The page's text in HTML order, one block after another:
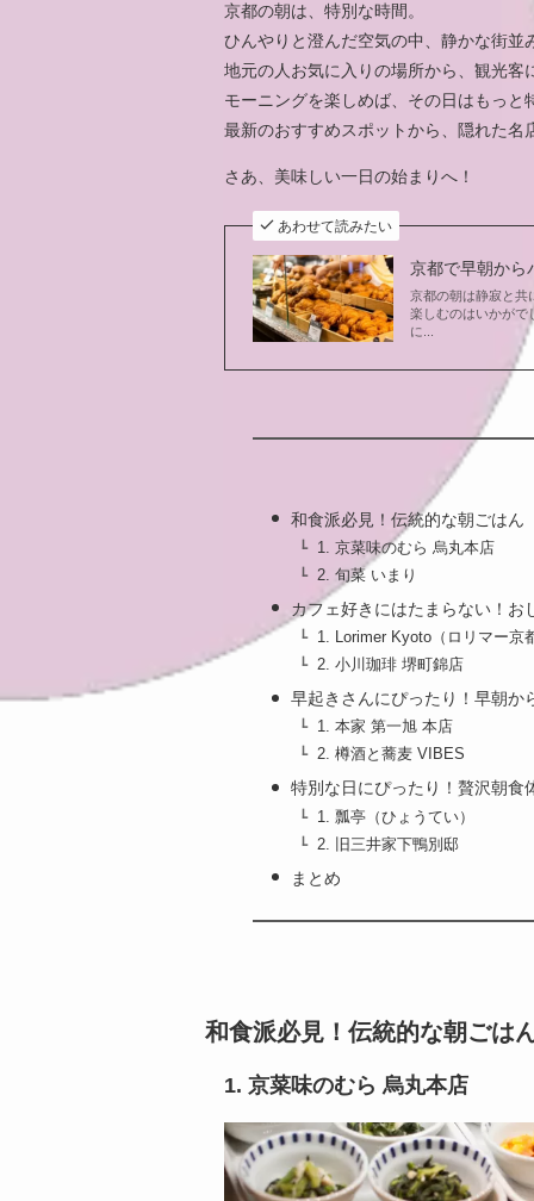
京都の朝は、特別な時間。
ひんやりと澄んだ空気の中、静かな街
地元の人お気に入りの場所から、観光
モーニングを楽しめば、その日はもっと
最新のおすすめスポットから、隠れた
さあ、美味しい一日の始まりへ！
あわせて読みたい
京都で早朝から
京都の朝は静寂と共
楽しむのはいかがで
に...
和食派必見！伝統的な朝ごはん
1. 京菜味のむら 烏丸本店
2. 旬菜 いまり
カフェ好きにはたまらない！お
1. Lorimer Kyoto（ロリマー京
2. 小川珈琲 堺町錦店
早起きさんにぴったり！早朝か
1. 本家 第一旭 本店
2. 樽酒と蕎麦 VIBES
特別な日にぴったり！贅沢朝食
1. 瓢亭（ひょうてい）
2. 旧三井家下鴨別邸
まとめ
和食派必見！伝統的な朝ごは
1. 京菜味のむら 烏丸本店